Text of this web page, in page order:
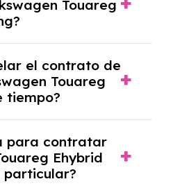
incluido dentro de
Touareg
tipo de entrada
exija el proveedor
estudio de viabilidad
el contrato de
Touareg
tiempo?
por
Es importante revisar
y hablar con un
para contratar
Ehybrid
particular?